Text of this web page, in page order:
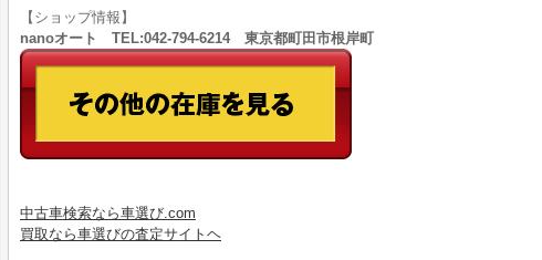
【ショップ情報】
nanoオート TEL:042-794-6214 東京都町田市根岸町
中古車検索なら車選び.com
買取なら車選びの査定サイトヘ